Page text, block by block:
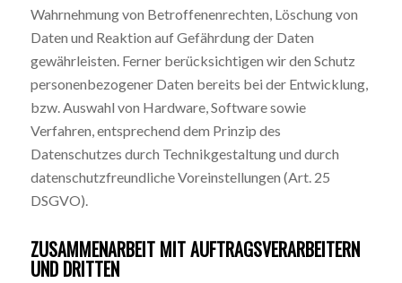
Wahrnehmung von Betroffenenrechten, Löschung von
Daten und Reaktion auf Gefährdung der Daten
gewährleisten. Ferner berücksichtigen wir den Schutz
personenbezogener Daten bereits bei der Entwicklung,
bzw. Auswahl von Hardware, Software sowie
Verfahren, entsprechend dem Prinzip des
Datenschutzes durch Technikgestaltung und durch
datenschutzfreundliche Voreinstellungen (Art. 25
DSGVO).
ZUSAMMENARBEIT MIT AUFTRAGSVERARBEITERN
UND DRITTEN